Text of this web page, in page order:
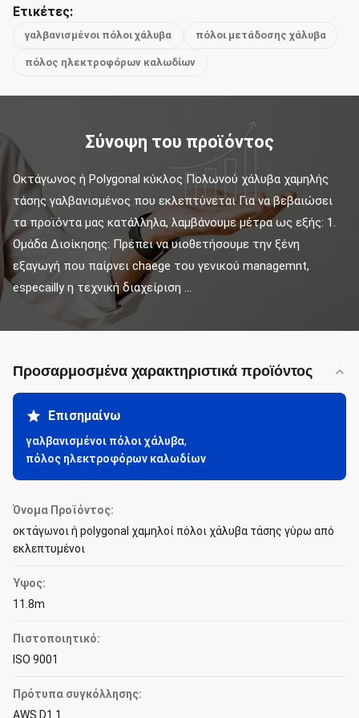
Ετικέτες:
γαλβανισμένοι πόλοι χάλυβα πόλοι μετάδοσης χάλυβα
πόλος ηλεκτροφόρων καλωδίων
Σύνοψη του προϊόντος
Οκτάγωνος ή Polygonal κύκλος Πολωνού χάλυβα χαμηλής
τάσης γαλβανισμένος που εκλεπτύνεται Για να βεβαιώσει
τα προϊόντα μας κατάλληλα, λαμβάνουμε μέτρα ως εξής: 1.
Ομάδα Διοίκησης: Πρέπει να υιοθετήσουμε την ξένη
εξαγωγή που παίρνει chaege του γενικού managemnt,
especailly η τεχνική διαχείριση ...
Προσαρμοσμένα χαρακτηριστικά προϊόντος
Επισημαίνω
γαλβανισμένοι πόλοι χάλυβα,
πόλος ηλεκτροφόρων καλωδίων
Όνομα Προϊόντος:
οκτάγωνοι ή polygonal χαμηλοί πόλοι χάλυβα τάσης γύρω από
εκλεπτυμένοι
Ύψος:
11.8m
Πιστοποιητικό:
ISO 9001
Πρότυπα συγκόλλησης:
AWS D1.1